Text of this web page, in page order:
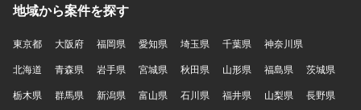
地域から案件を探す
東京都 大阪府 福岡県 愛知県 埼玉県 千葉県
神奈川県
北海道
青森県 岩手県 宮城県 秋田県 山形県 福島県
茨城県
栃木県
群馬県 新潟県 富山県 石川県 福井県 山梨県 長野県